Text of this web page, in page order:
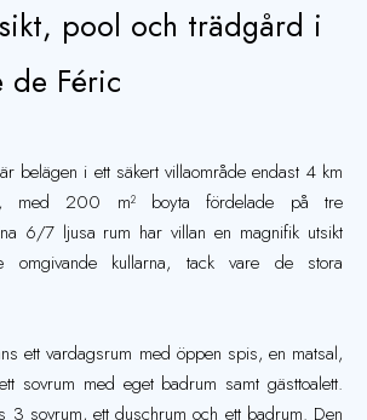
pool och trädgård i
de Féric
belägen i ett säkert villaområde endast 4 km
med 200 m² boyta fördelade på tre
6/7 ljusa rum har villan en magnifik utsikt
omgivande kullarna, tack vare de stora
ett vardagsrum med öppen spis, en matsal,
sovrum med eget badrum samt gästtoalett.
3 sovrum, ett duschrum och ett badrum. Den